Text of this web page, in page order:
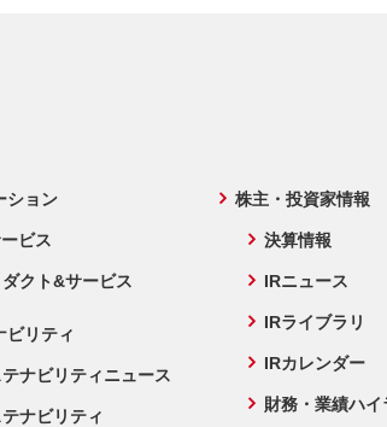
ション
ビス
クト&サービス
ビリティ
ナビリティニュース
ナビリティ
株主・投資家情報
決算情報
IRニュース
IRライブラリ
IRカレンダー
財務・業績ハイ